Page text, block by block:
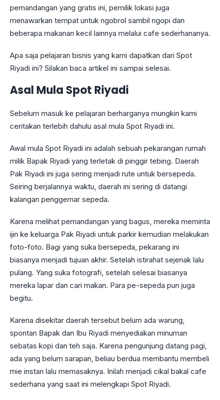
pemandangan yang gratis ini, pemilik lokasi juga
menawarkan tempat untuk ngobrol sambil ngopi dan
beberapa makanan kecil lainnya melalui cafe sederhananya.
Apa saja pelajaran bisnis yang kami dapatkan dari Spot
Riyadi ini? Silakan baca artikel ini sampai selesai.
Asal Mula Spot Riyadi
Sebelum masuk ke pelajaran berharganya mungkin kami
ceritakan terlebih dahulu asal mula Spot Riyadi ini.
Awal mula Spot Riyadi ini adalah sebuah pekarangan rumah
milik Bapak Riyadi yang terletak di pinggir tebing. Daerah
Pak Riyadi ini juga sering menjadi rute untuk bersepeda.
Seiring berjalannya waktu, daerah ini sering di datangi
kalangan penggemar sepeda.
Karena melihat pemandangan yang bagus, mereka meminta
ijin ke keluarga Pak Riyadi untuk parkir kemudian melakukan
foto-foto. Bagi yang suka bersepeda, pekarang ini
biasanya menjadi tujuan akhir. Setelah istirahat sejenak lalu
pulang. Yang suka fotografi, setelah selesai biasanya
mereka lapar dan cari makan. Para pe-sepeda pun juga
begitu.
Karena disekitar daerah tersebut belum ada warung,
spontan Bapak dan Ibu Riyadi menyediakan minuman
sebatas kopi dan teh saja. Karena pengunjung datang pagi,
ada yang belum sarapan, beliau berdua membantu membeli
mie instan lalu memasaknya. Inilah menjadi cikal bakal cafe
sederhana yang saat ini melengkapi Spot Riyadi.